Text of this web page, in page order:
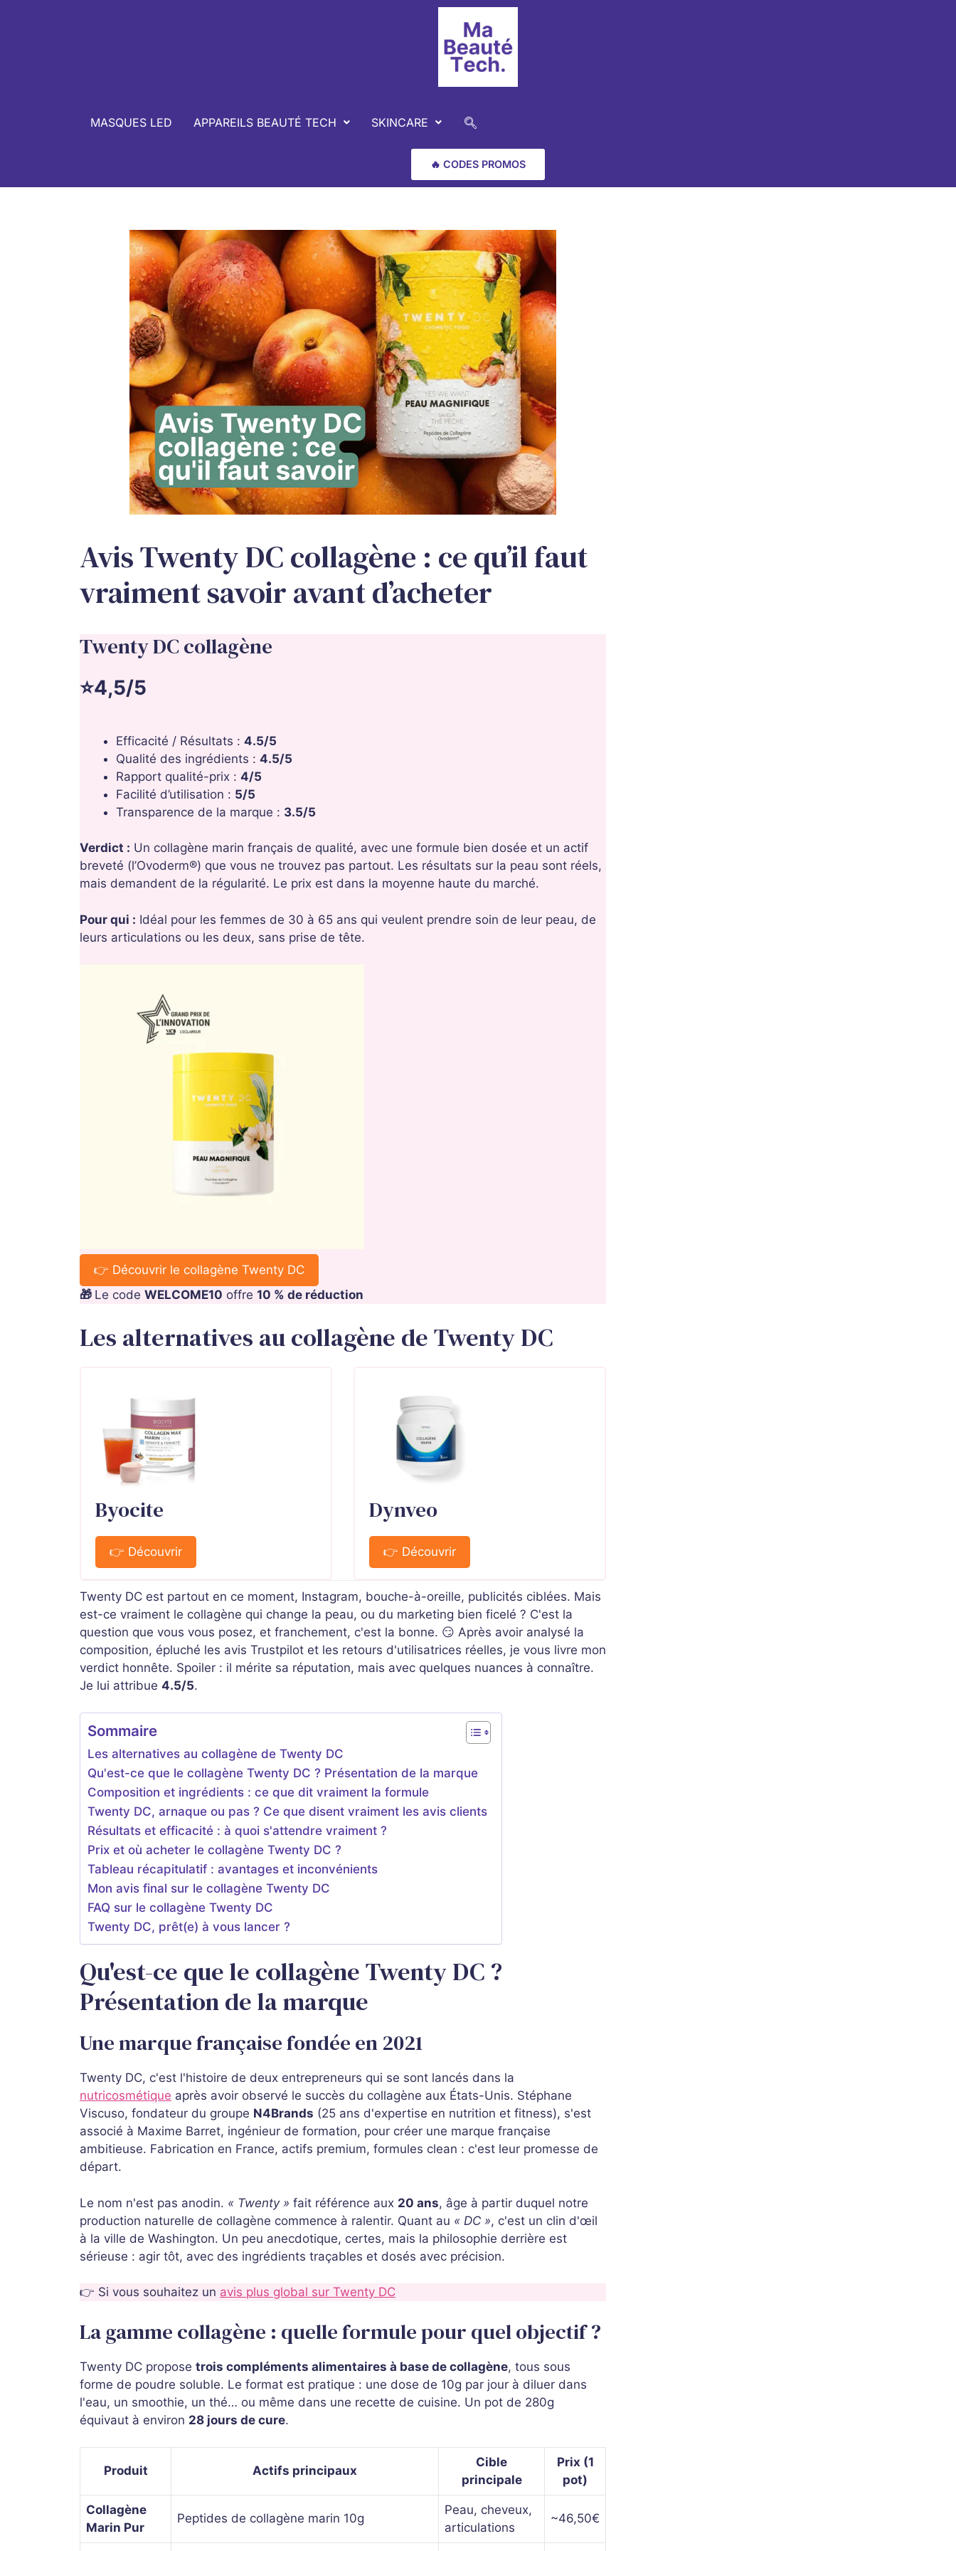
MASQUES LED APPAREILS BEAUTÉ TECH SKINCARE
🔥 CODES PROMOS
Avis Twenty DC collagène : ce qu’il faut
vraiment savoir avant d’acheter
Twenty DC collagène
⭐4,5/5
Efficacité / Résultats : 4.5/5
Qualité des ingrédients : 4.5/5
Rapport qualité-prix : 4/5
Facilité d’utilisation : 5/5
Transparence de la marque : 3.5/5
Verdict : Un collagène marin français de qualité, avec une formule bien dosée et un actif
breveté (l’Ovoderm®) que vous ne trouvez pas partout. Les résultats sur la peau sont réels,
mais demandent de la régularité. Le prix est dans la moyenne haute du marché.
Pour qui : Idéal pour les femmes de 30 à 65 ans qui veulent prendre soin de leur peau, de
leurs articulations ou les deux, sans prise de tête.
👉 Découvrir le collagène Twenty DC
🎁 Le code WELCOME10 offre 10 % de réduction
Les alternatives au collagène de Twenty DC
Byocite
👉 Découvrir
Dynveo
👉 Découvrir
Twenty DC est partout en ce moment, Instagram, bouche-à-oreille, publicités ciblées. Mais
est-ce vraiment le collagène qui change la peau, ou du marketing bien ficelé ? C'est la
question que vous vous posez, et franchement, c'est la bonne. 😏 Après avoir analysé la
composition, épluché les avis Trustpilot et les retours d'utilisatrices réelles, je vous livre mon
verdict honnête. Spoiler : il mérite sa réputation, mais avec quelques nuances à connaître.
Je lui attribue 4.5/5.
Sommaire
Les alternatives au collagène de Twenty DC
Qu'est-ce que le collagène Twenty DC ? Présentation de la marque
Composition et ingrédients : ce que dit vraiment la formule
Twenty DC, arnaque ou pas ? Ce que disent vraiment les avis clients
Résultats et efficacité : à quoi s'attendre vraiment ?
Prix et où acheter le collagène Twenty DC ?
Tableau récapitulatif : avantages et inconvénients
Mon avis final sur le collagène Twenty DC
FAQ sur le collagène Twenty DC
Twenty DC, prêt(e) à vous lancer ?
Qu'est-ce que le collagène Twenty DC ?
Présentation de la marque
Une marque française fondée en 2021
Twenty DC, c'est l'histoire de deux entrepreneurs qui se sont lancés dans la
nutricosmétique après avoir observé le succès du collagène aux États-Unis. Stéphane
Viscuso, fondateur du groupe N4Brands (25 ans d'expertise en nutrition et fitness), s'est
associé à Maxime Barret, ingénieur de formation, pour créer une marque française
ambitieuse. Fabrication en France, actifs premium, formules clean : c'est leur promesse de
départ.
Le nom n'est pas anodin. « Twenty » fait référence aux 20 ans, âge à partir duquel notre
production naturelle de collagène commence à ralentir. Quant au « DC », c'est un clin d'œil
à la ville de Washington. Un peu anecdotique, certes, mais la philosophie derrière est
sérieuse : agir tôt, avec des ingrédients traçables et dosés avec précision.
👉 Si vous souhaitez un avis plus global sur Twenty DC
La gamme collagène : quelle formule pour quel objectif ?
Twenty DC propose trois compléments alimentaires à base de collagène, tous sous
forme de poudre soluble. Le format est pratique : une dose de 10g par jour à diluer dans
l'eau, un smoothie, un thé… ou même dans une recette de cuisine. Un pot de 280g
équivaut à environ 28 jours de cure.
Produit Actifs principaux
Cible
principale
Prix (1
pot)
Collagène
Marin Pur
Peptides de collagène marin 10g
Peau, cheveux,
articulations
~46,50€